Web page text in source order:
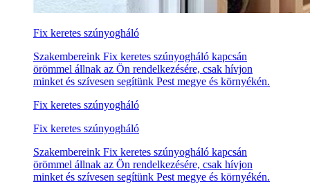
Fix keretes szúnyogháló
Szakembereink Fix keretes szúnyogháló kapcsán
örömmel állnak az Ön rendelkezésére, csak hívjon
minket és szívesen segítünk Pest megye és környékén.
Fix keretes szúnyogháló
Fix keretes szúnyogháló
Szakembereink Fix keretes szúnyogháló kapcsán
örömmel állnak az Ön rendelkezésére, csak hívjon
minket és szívesen segítünk Pest megye és környékén.